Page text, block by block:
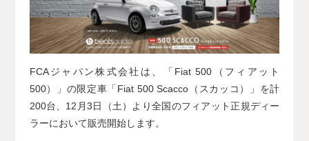
FCAジャパン株式会社は、「Fiat 500（フィアット
500）」の限定車「Fiat 500 Scacco（スカッコ）」を計
200台、12月3日（土）より全国のフィアット正規ディー
ラーにおいて販売開始します。